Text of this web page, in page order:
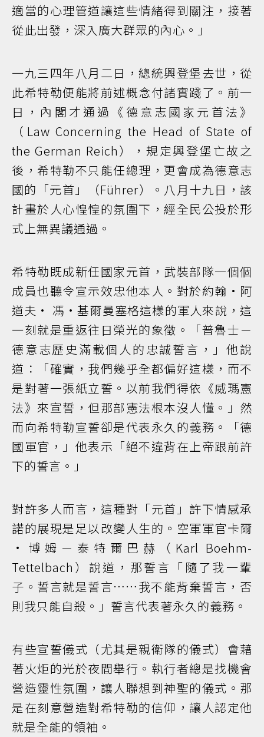
適當的心理管道讓這些情緒得到關注，接著
從此出發，深入廣大群眾的內心。」
一九三四年八月二日，總統興登堡去世，從
此希特勒便能將前述概念付諸實踐了。前一
日，內閣才通過《德意志國家元首法》
（Law Concerning the Head of State of
the German Reich），規定興登堡亡故之
後，希特勒不只能任總理，更會成為德意志
國的「元首」（Führer）。八月十九日，該
計畫於人心惶惶的氛圍下，經全民公投於形
式上無異議通過。
希特勒既成新任國家元首，武裝部隊一個個
成員也聽令宣示效忠他本人。對於約翰·阿
道夫· 馮·基爾曼塞格這樣的軍人來說，這
一刻就是重返往日榮光的象徵。「普魯士－
德意志歷史滿載個人的忠誠誓言，」他說
道：「確實，我們幾乎全都偏好這樣，而不
是對著一張紙立誓。以前我們得依《威瑪憲
法》來宣誓，但那部憲法根本沒人懂。」然
而向希特勒宣誓卻是代表永久的義務。「德
國軍官，」他表示「絕不違背在上帝跟前許
下的誓言。」
對許多人而言，這種對「元首」許下情感承
諾的展現是足以改變人生的。空軍軍官卡爾
·博姆－泰特爾巴赫（Karl Boehm-
Tettelbach）說道，那誓言「隨了我一輩
子。誓言就是誓言……我不能背棄誓言，否
則我只能自殺。」誓言代表著永久的義務。
有些宣誓儀式（尤其是親衛隊的儀式）會藉
著火炬的光於夜間舉行。執行者總是找機會
營造靈性氛圍，讓人聯想到神聖的儀式。那
是在刻意營造對希特勒的信仰，讓人認定他
就是全能的領袖。